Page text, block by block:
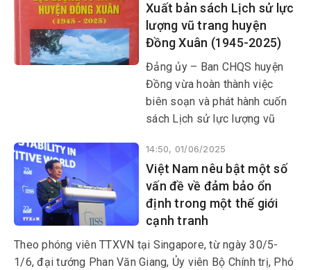
Xuất bản sách Lịch sử lực
lượng vũ trang huyện
Đồng Xuân (1945-2025)
Đảng ủy – Ban CHQS huyện
Đồng vừa hoàn thành việc
biên soạn và phát hành cuốn
sách Lịch sử lực lượng vũ
2025). Công trình do ThS
Nguyễn Hoài Sơn làm chủ
biên; đại tá- TS Nguyễn Văn
Quang đồng chủ biên cùng
nhiều cộng sự thực hiện.
14:50, 01/06/2025
Việt Nam nêu bật một số
vấn đề về đảm bảo ổn
định trong một thế giới
cạnh tranh
Theo phóng viên TTXVN tại Singapore, từ ngày 30/5-
1/6, đại tướng Phan Văn Giang, Ủy viên Bộ Chính trị, Phó